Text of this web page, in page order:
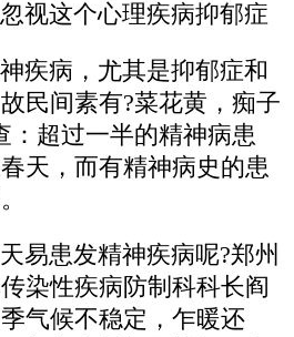
这个心理疾病抑郁症
病，尤其是抑郁症和
民间素有?菜花黄，痴子
：超过一半的精神病患
天，而有精神病史的患
患发精神疾病呢?郑州
染性疾病防制科科长阎
气候不稳定，乍暖还